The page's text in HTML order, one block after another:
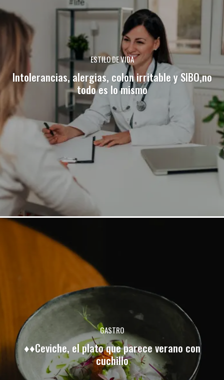
ESTILO DE VIDA
Intolerancias, alergias, colon irritable y SIBO,no
todo es lo mismo
GASTRO
♦♦Ceviche, el plato que parece verano con
cuchillo